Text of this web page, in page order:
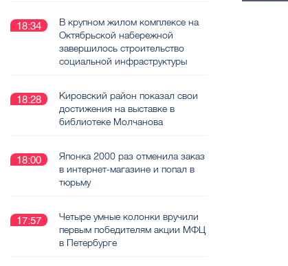
18:34
В крупном жилом комплексе на
Октябрьской набережной
завершилось строительство
социальной инфраструктуры
18:28
Кировский район показал свои
достижения на выставке в
библиотеке Молчанова
18:00
Японка 2000 раз отменила заказ
в интернет-магазине и попал в
тюрьму
17:57
Четыре умные колонки вручили
первым победителям акции МФЦ
в Петербурге